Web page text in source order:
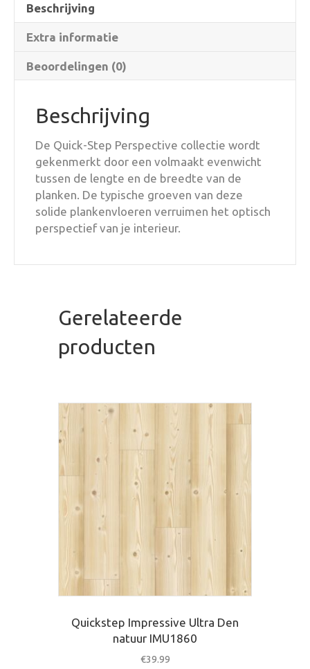
Beschrijving
Extra informatie
Beoordelingen (0)
Beschrijving
De Quick-Step Perspective collectie wordt
gekenmerkt door een volmaakt evenwicht
tussen de lengte en de breedte van de
planken. De typische groeven van deze
solide plankenvloeren verruimen het optisch
perspectief van je interieur.
Gerelateerde
producten
Quickstep Impressive Ultra Den
natuur IMU1860
€39.99